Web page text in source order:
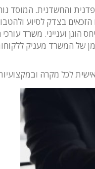
והחשדנית. המוסד
הזכאים בצדק לסיוע
וענייני. משרד
של המשרד מעניק
לכל מקרה